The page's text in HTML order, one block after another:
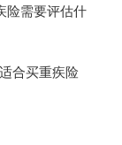
险需要评估什